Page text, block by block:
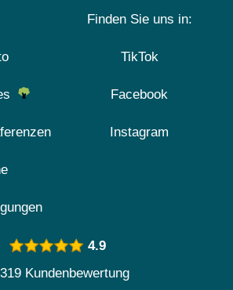
Finden Sie uns in:
TikTok
Facebook
Instagram
4.9
Kundenbewertung